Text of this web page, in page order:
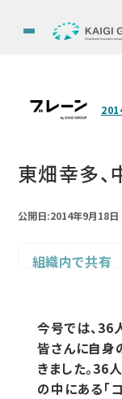
東畑幸多
公開日:2014年9月18日
組織内で共有
今号では、36
皆さんに自身
きました。36
の中にある「